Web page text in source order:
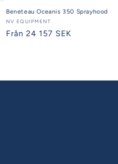
Beneteau Oceanis 350 Sprayhood
Säljare:
NV EQUIPMENT
Ordinarie
Från 24 157 SEK